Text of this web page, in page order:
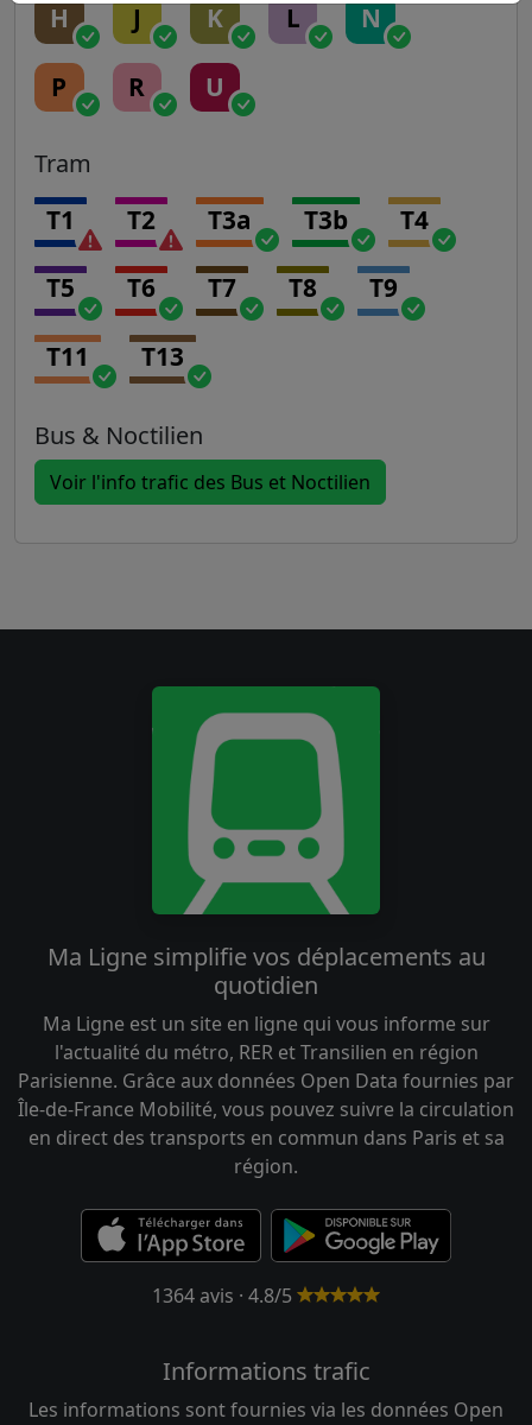
H J K L N
P R U
Tram
T1 T2 T3a T3b T4
T5 T6 T7 T8 T9
T11 T13
Bus & Noctilien
Voir l'info trafic des Bus et Noctilien
Ma Ligne simplifie vos déplacements au
quotidien
Ma Ligne est un site en ligne qui vous informe sur
l'actualité du métro, RER et Transilien en région
Parisienne. Grâce aux données Open Data fournies par
Île-de-France Mobilité, vous pouvez suivre la circulation
en direct des transports en commun dans Paris et sa
région.
1364 avis · 4.8/5
Informations trafic
Les informations sont fournies via les données Open